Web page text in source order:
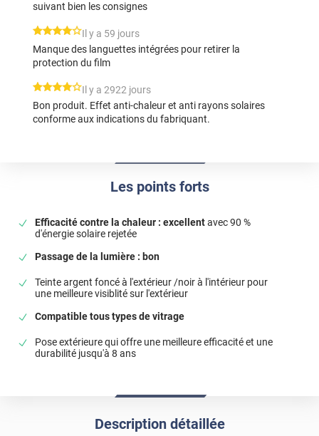
Les points forts
Efficacité contre la chaleur : excellentavec 90 %
d'énergie solaire rejetée
Passage de la lumière : bon
Teinte argent foncé à l'extérieur /noir à l'intérieur pour
une meilleure visiblité sur l'extérieur
Compatible tous types de vitrage
Pose extérieure qui offre une meilleure efficacité et une
durabilité jusqu'à 8 ans
suivant bien les consignes
*****Il y a 59 jours
Manque des languettes intégrées pour retirer la
protection du film
*****Il y a 2922 jours
Bon produit. Effet anti-chaleur et anti rayons solaires
conforme aux indications du fabriquant.
Description détaillée